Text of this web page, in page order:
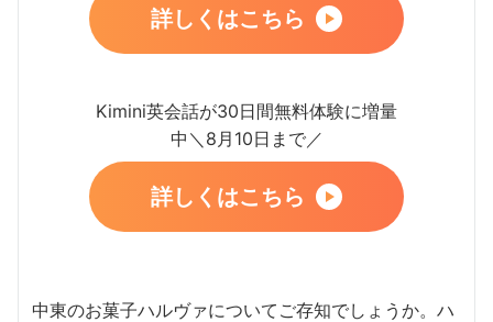
詳しくはこちら
Kimini英会話が30日間無料体験に増量
中＼8月10日まで／
詳しくはこちら
中東のお菓子ハルヴァについてご存知でしょうか。ハ